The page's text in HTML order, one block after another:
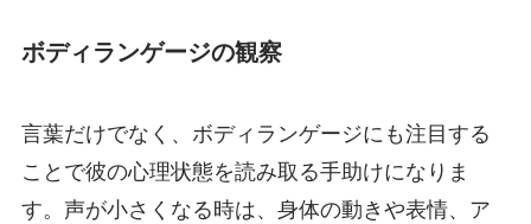
ボディランゲージの観察
言葉だけでなく、ボディランゲージにも注目する
ことで彼の心理状態を読み取る手助けになりま
す。声が小さくなる時は、身体の動きや表情、ア